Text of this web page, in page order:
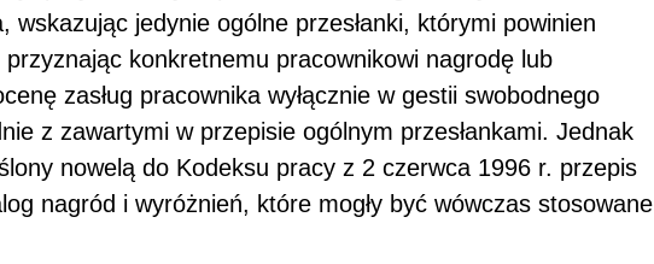
wskazując jedynie ogólne przesłanki, którymi powinien
przyznając konkretnemu pracownikowi nagrodę lub
zasług pracownika wyłącznie w gestii swobodnego
z zawartymi w przepisie ogólnym przesłankami. Jednak
nowelą do Kodeksu pracy z 2 czerwca 1996 r. przepis
nagród i wyróżnień, które mogły być wówczas stosowane